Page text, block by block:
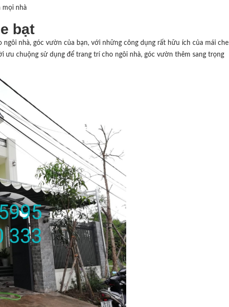
mọi nhà
bạt
nhà, góc vườn của bạn, với những công dụng rất hữu ích của mái che
ưu chuộng sử dụng để trang trí cho ngôi nhà, góc vườn thêm sang trọng